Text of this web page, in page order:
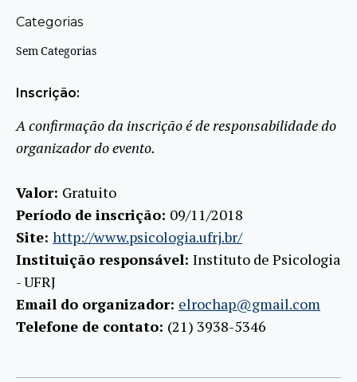
Categorias
Sem Categorias
Inscrição:
A confirmação da inscrição é de responsabilidade do
organizador do evento.
Valor: Gratuito
Período de inscrição: 09/11/2018
Site: http://www.psicologia.ufrj.br/
Instituição responsável: Instituto de Psicologia
- UFRJ
Email do organizador: elrochap@gmail.com
Telefone de contato: (21) 3938-5346